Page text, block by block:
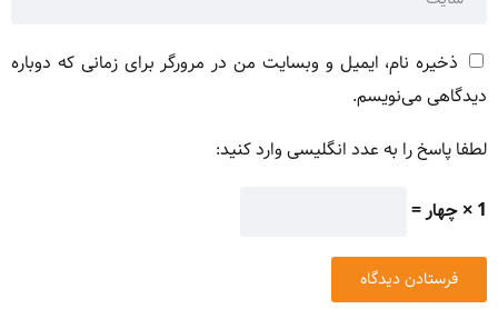
ذخیره نام، ایمیل و وبسایت من در مرورگر برای زمانی که دوباره
دیدگاهی می‌نویسم.
لطفا پاسخ را به عدد انگلیسی وارد کنید:
1 × چهار =